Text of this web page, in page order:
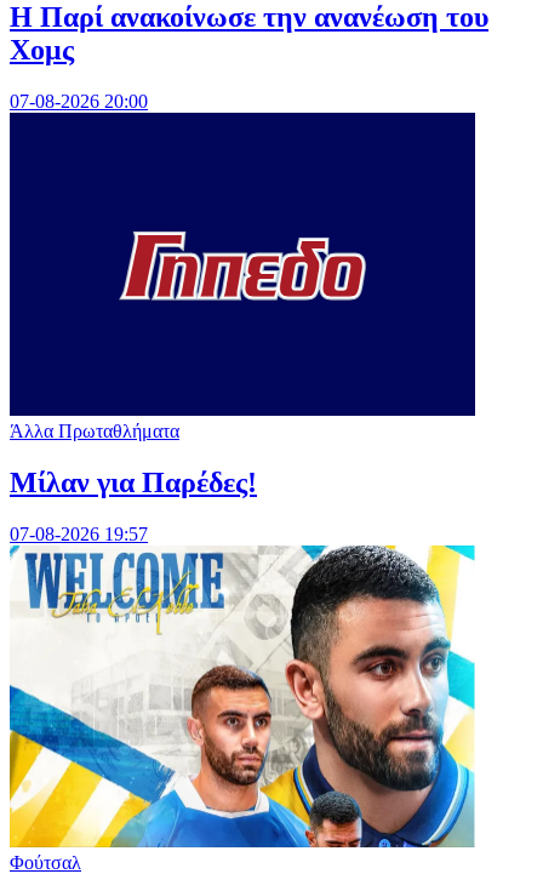
Η Παρί ανακοίνωσε την ανανέωση του
Χομς
07-08-2026 20:00
Άλλα Πρωταθλήματα
Μίλαν για Παρέδες!
07-08-2026 19:57
Φούτσαλ